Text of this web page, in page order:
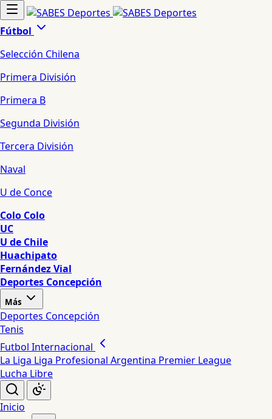
Fútbol
Selección Chilena
Primera División
Primera B
Segunda División
Tercera División
Naval
U de Conce
Colo Colo
UC
U de Chile
Huachipato
Fernández Vial
Deportes Concepción
Más
Deportes Concepción
Tenis
Futbol Internacional
La Liga Liga Profesional Argentina Premier League
Lucha Libre
Inicio